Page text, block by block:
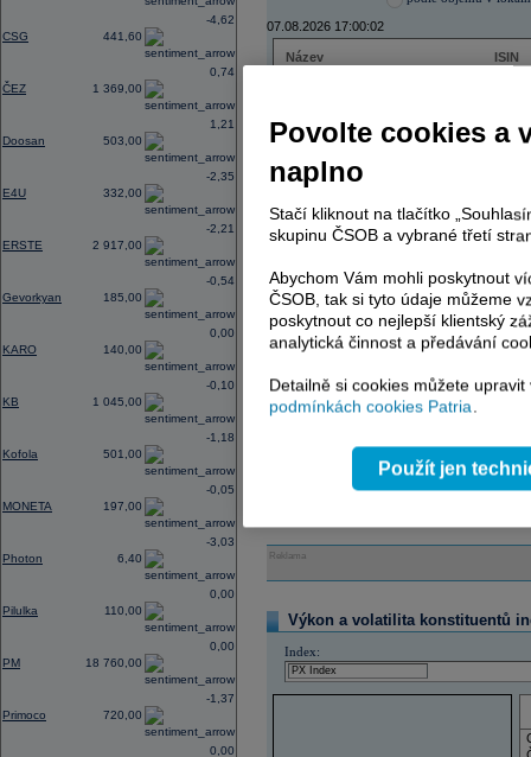
CSG 441,60
-4,62
ČEZ 1 369,00
0,74
Doosan 503,00
1,21
E4U 332,00
-2,35
ERSTE 2 917,00
-2,21
Gevorkyan 185,00
-0,54
KARO 140,00
0,00
KB 1 045,00
-0,10
Kofola 501,00
-1,18
MONETA 197,00
-0,05
Photon 6,40
-3,03
Pilulka 110,00
0,00
PM 18 760,00
0,00
Primoco 720,00
-1,37
0,00
07.08.2026 17:00:02
Název
ISIN
ERSTE BANK
TMR
AD index - vývoj
Region
Reklama
Výkon a volatilita konstituentů
Index:
Povolte cookies a
naplno
Stačí kliknout na tlačítko
skupinu ČSOB a vybrané třetí
Abychom Vám mohli poskytnout
ČSOB, tak si tyto údaje můžeme
poskytnout co nejlepší klientský
analytická činnost a předávání
Detailně si cookies můžete
podmínkách cookies Patria.
Použít jen